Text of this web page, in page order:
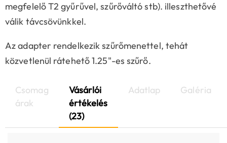
megfelelő T2 gyűrűvel, szűrőváltó stb). illeszthetővé
válik távcsövünkkel.
Az adapter rendelkezik szűrőmenettel, tehát
közvetlenül rátehető 1.25"-es szűrő.
Csomag
árak
Vásárlói
értékelés
(23)
Adatlap Galéria